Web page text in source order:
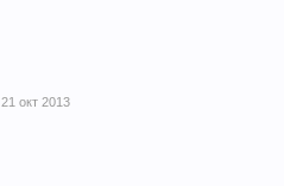
21 окт 2013